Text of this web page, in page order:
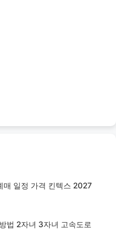
매 일정 가격 킨텍스 2027
법 2자녀 3자녀 고속도로